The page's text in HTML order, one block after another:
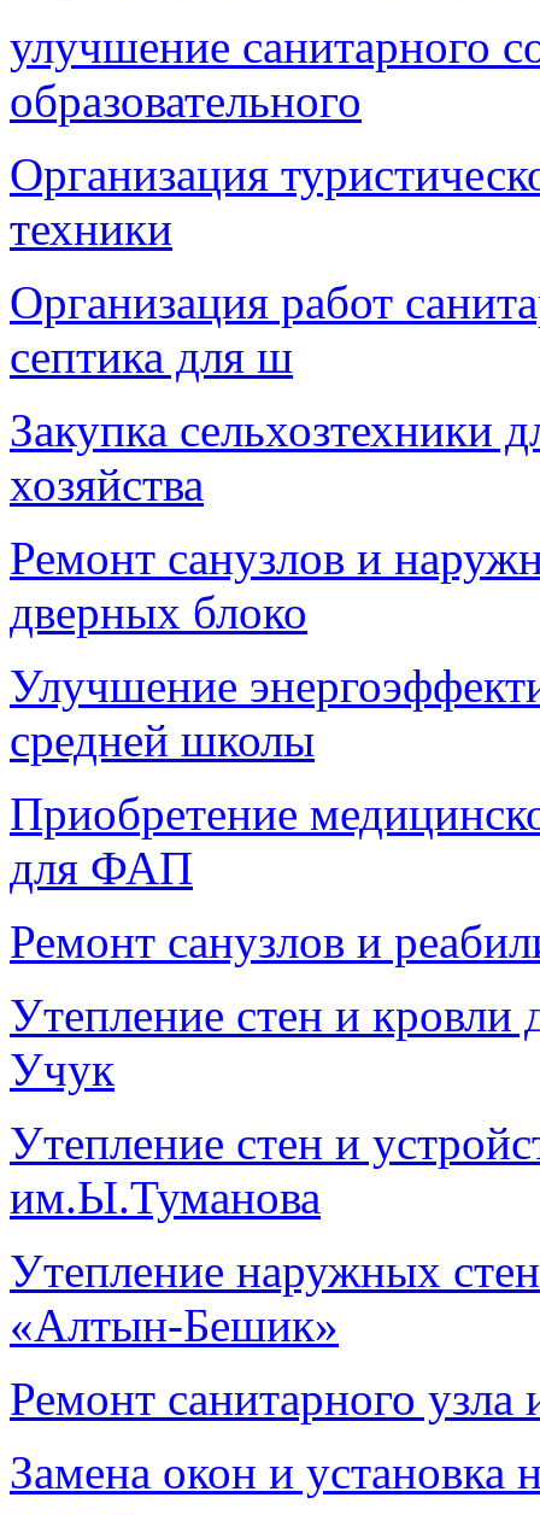
улучшение санитарного
образовательного
Организация
техники
Организация работ
септика для ш
Закупка сельхозтехники
хозяйства
Ремонт санузлов и
дверных блоко
Улучшение
средней школы
Приобретение
для ФАП
Ремонт санузлов и
Утепление стен и кровли
Учук
Утепление стен и
им.Ы.Туманова
Утепление наружных
«Алтын-Бешик»
Ремонт санитарного узла
Замена окон и установка